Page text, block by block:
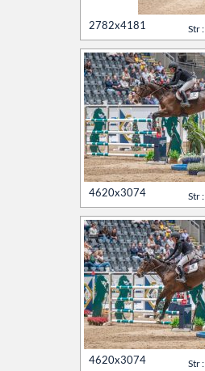
2782x4181 Str :
4620x3074 Str :
4620x3074 Str :